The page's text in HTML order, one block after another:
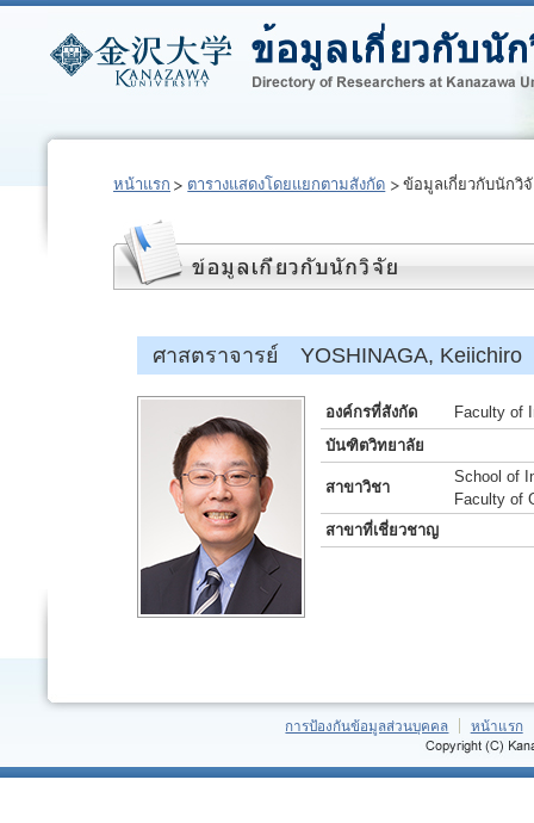
หน้าแรก ตารางแสดงโดยแยกตามสังกัด ข้อมูลเกี่ยวกับนักวิ
ศาสตราจารย์ YOSHINAGA, Keiichiro
องค์กรที่สังกัด
Faculty of
บันฑิตวิทยาลัย
สาขาวิชา
School of
Faculty of
สาขาที่เชี่ยวชาญ
การป้องกันข้อมูลส่วนบุคคล หน้าแรก